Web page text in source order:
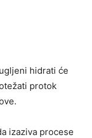
hidrati će
protok
izaziva procese